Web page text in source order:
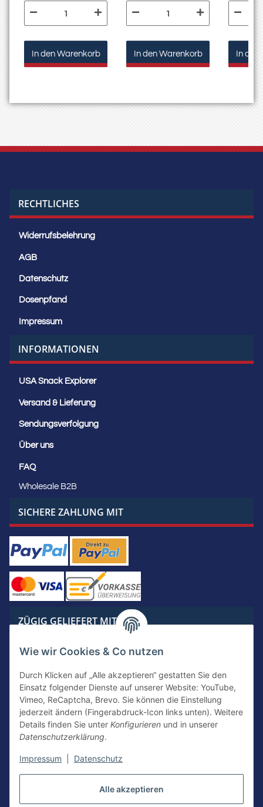
Alle akzeptieren
Wie wir Cookies & Co nutzen
Durch Klicken auf „Alle akzeptieren“ gestatten Sie den
Einsatz folgender Dienste auf unserer Website: YouTube,
Vimeo, ReCaptcha, Brevo. Sie können die Einstellung
jederzeit ändern (Fingerabdruck-Icon links unten). Weitere
Details finden Sie unter Konfigurieren und in unserer
Datenschutzerklärung.
Impressum Datenschutz
In den Warenkorb In den Warenkorb In den
RECHTLICHES
Widerrufsbelehrung
AGB
Datenschutz
Dosenpfand
Impressum
INFORMATIONEN
USA Snack Explorer
Versand & Lieferung
Sendungsverfolgung
Über uns
FAQ
Wholesale B2B
SICHERE ZAHLUNG MIT
ZÜGIG GELIEFERT MIT
KONTAKTIERE UNS